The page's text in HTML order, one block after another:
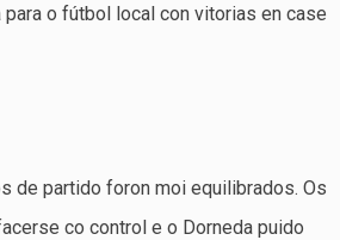
o fútbol local con vitorias en case
de partido foron moi equilibrados. Os
co control e o Dorneda puido